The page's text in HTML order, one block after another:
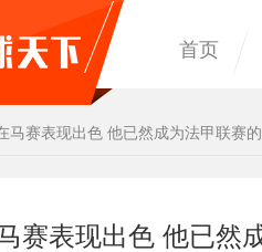
首页
马赛表现出色 他已然成为法甲联赛
赛表现出色 他已然